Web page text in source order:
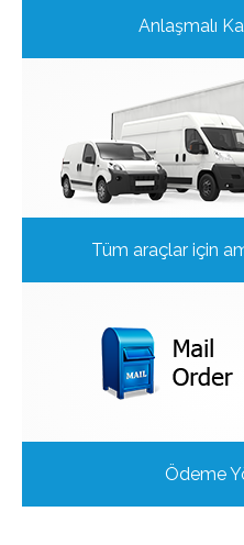
Anlaşmalı
Tüm araçlar için
Ödeme